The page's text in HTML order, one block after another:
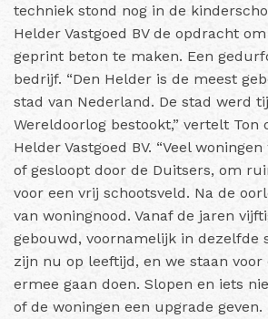
techniek stond nog in de
Helder Vastgoed BV de opdracht
geprint beton te maken. Een
bedrijf. “Den Helder is de meest
stad van Nederland. De stad werd
Wereldoorlog bestookt,” vertelt Ton
Helder Vastgoed BV. “Veel
of gesloopt door de Duitsers, om
voor een vrij schootsveld. Na de
van woningnood. Vanaf de jaren
gebouwd, voornamelijk in dezelfde
zijn nu op leeftijd, en we staan voor
ermee gaan doen. Slopen en iets
of de woningen een upgrade geven.